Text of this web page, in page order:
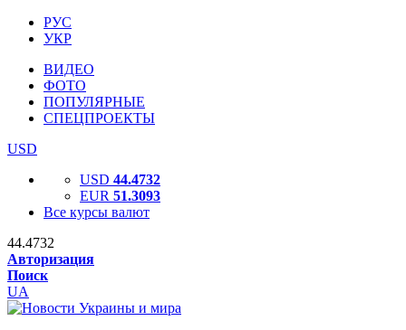
РУС
УКР
ВИДЕО
ФОТО
ПОПУЛЯРНЫЕ
СПЕЦПРОЕКТЫ
USD
USD 44.4732
EUR 51.3093
Все курсы валют
44.4732
Авторизация
Поиск
UA